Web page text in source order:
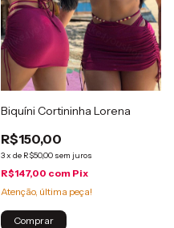
Biquíni Cortininha Lorena
R$150,00
3x de R$50,00 sem juros
R$147,00 com Pix
Atenção, última peça!
Comprar